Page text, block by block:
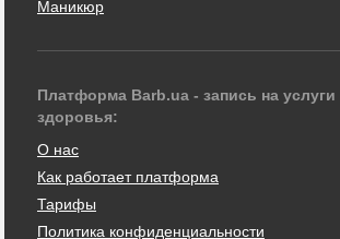
Маникюр
Платформа Barb.ua - запись на
здоровья:
О нас
Как работает платформа
Тарифы
Политика конфиденциальности